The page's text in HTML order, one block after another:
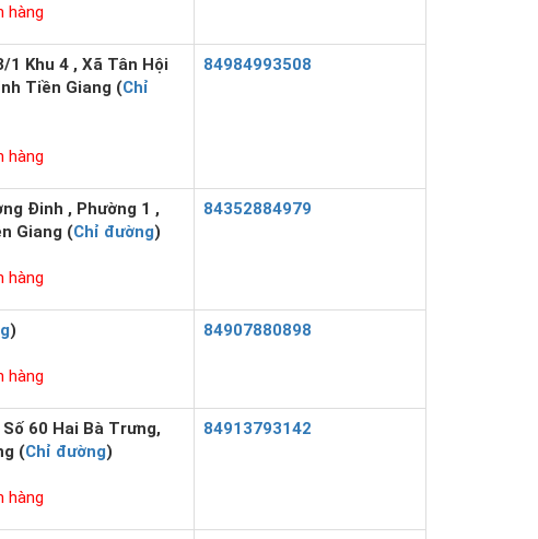
hàng
Khu 4 , Xã Tân Hội
Tiền Giang (Chỉ
hàng
84984993508
Đinh , Phường 1 ,
Giang (Chỉ đường)
hàng
84352884979
)
hàng
84907880898
60 Hai Bà Trưng,
(Chỉ đường)
hàng
84913793142